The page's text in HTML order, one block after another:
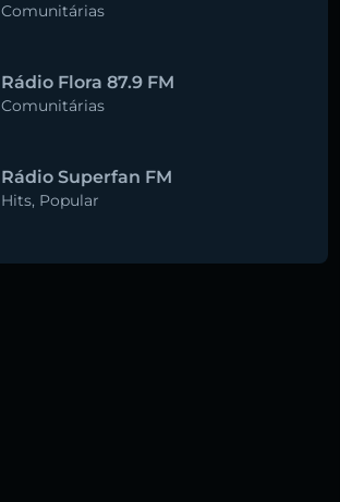
Comunitárias
Rádio Flora 87.9 FM
Comunitárias
Rádio Superfan FM
Hits, Popular